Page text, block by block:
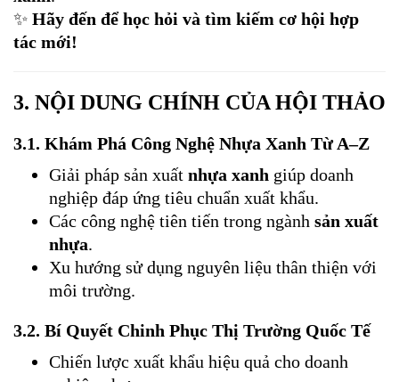
✨ Hãy đến để học hỏi và tìm kiếm cơ hội hợp
tác mới!
3. NỘI DUNG CHÍNH CỦA HỘI THẢO
3.1. Khám Phá Công Nghệ Nhựa Xanh Từ A–Z
Giải pháp sản xuất nhựa xanh giúp doanh
nghiệp đáp ứng tiêu chuẩn xuất khẩu.
Các công nghệ tiên tiến trong ngành sản xuất
nhựa.
Xu hướng sử dụng nguyên liệu thân thiện với
môi trường.
3.2. Bí Quyết Chinh Phục Thị Trường Quốc Tế
Chiến lược xuất khẩu hiệu quả cho doanh